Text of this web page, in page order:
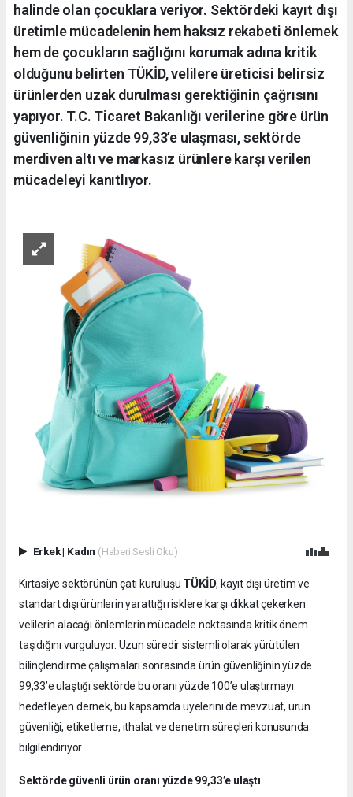
halinde olan çocuklara veriyor. Sektördeki kayıt dışı
üretimle mücadelenin hem haksız rekabeti önlemek
hem de çocukların sağlığını korumak adına kritik
olduğunu belirten TÜKİD, velilere üreticisi belirsiz
ürünlerden uzak durulması gerektiğinin çağrısını
yapıyor. T.C. Ticaret Bakanlığı verilerine göre ürün
güvenliğinin yüzde 99,33’e ulaşması, sektörde
merdiven altı ve markasız ürünlere karşı verilen
mücadeleyi kanıtlıyor.
Erkek| Kadın (Haberi Sesli Oku)
Kırtasiye sektörünün çatı kuruluşu TÜKİD, kayıt dışı üretim ve
standart dışı ürünlerin yarattığı risklere karşı dikkat çekerken
velilerin alacağı önlemlerin mücadele noktasında kritik önem
taşıdığını vurguluyor. Uzun süredir sistemli olarak yürütülen
bilinçlendirme çalışmaları sonrasında ürün güvenliğinin yüzde
99,33’e ulaştığı sektörde bu oranı yüzde 100’e ulaştırmayı
hedefleyen dernek, bu kapsamda üyelerini de mevzuat, ürün
güvenliği, etiketleme, ithalat ve denetim süreçleri konusunda
bilgilendiriyor.
Sektörde güvenli ürün oranı yüzde 99,33’e ulaştı